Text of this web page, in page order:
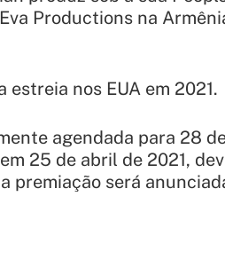
Productions na
nos EUA em 2021.
agendada para 28
25 de abril de 2021,
premiação será